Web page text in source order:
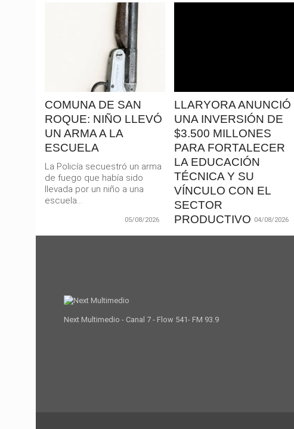
LEER
MAS
COMUNA DE SAN
ROQUE: NIÑO LLEVÓ
UN ARMA A LA
ESCUELA
La Policía secuestró un arma
de fuego que había sido
llevada por un niño a una
escuela...
05/08/2026
LLARYORA ANUNCIÓ
UNA INVERSIÓN DE
$3.500 MILLONES
PARA FORTALECER
LA EDUCACIÓN
TÉCNICA Y SU
VÍNCULO CON EL
SECTOR
PRODUCTIVO
El gobernador Martín Llaryora
04/08/2026
Next Multimedio - Canal 7 - Flow 541- FM 93.9